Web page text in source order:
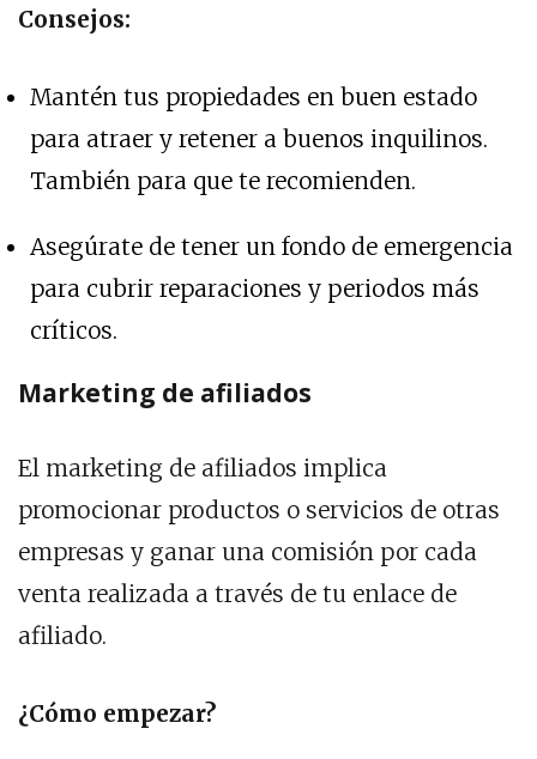
Consejos:
Mantén tus propiedades en buen estado
para atraer y retener a buenos inquilinos.
También para que te recomienden.
Asegúrate de tener un fondo de emergencia
para cubrir reparaciones y periodos más
críticos.
Marketing de afiliados
El marketing de afiliados implica
promocionar productos o servicios de otras
empresas y ganar una comisión por cada
venta realizada a través de tu enlace de
afiliado.
¿Cómo empezar?